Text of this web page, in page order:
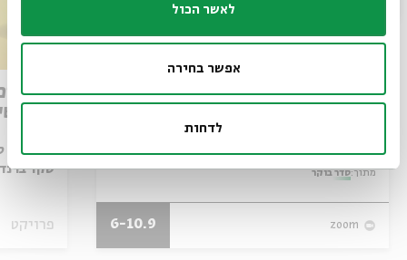
לאשר הכול
אפשר בחירה
לדחות
מותו של איש האלוהים: קריאה
עם:פרופ' אביגדור שנאן
מתוך:סדר בוקר
zoom
6-10.9
עם: אסף
שקד
פרויקט